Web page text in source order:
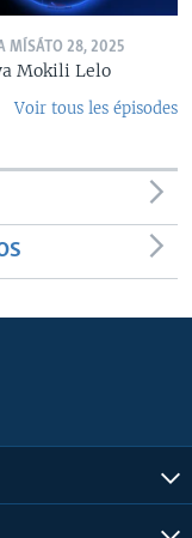
MÍSÁTO 28, 2025
Mokili Lelo
Voir tous les épisodes